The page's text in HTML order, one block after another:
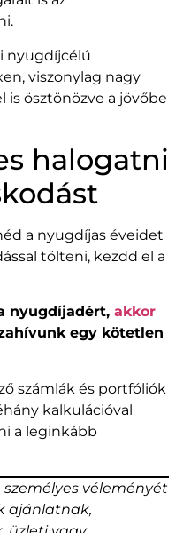
nyugdíjcélú
viszonylag nagy
is ösztönözve a jövőbe
halogatni
a nyugdíjas éveidet
tölteni, kezdd el a
nyugdíjadért, akkor
egy kötetlen
számlák és portfóliók
kalkulációval
a leginkább
véleményét
ajánlatnak,